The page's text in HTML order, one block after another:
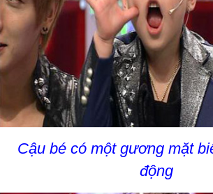
Cậu bé có một gương mặt
động